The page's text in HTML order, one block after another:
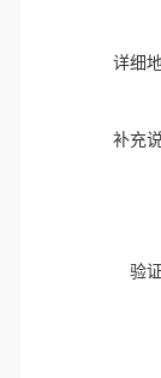
详细
补充
验